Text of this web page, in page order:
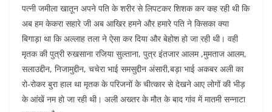
पत्नी जमीला खातून अपने पति के शरीर से लिपटकर शिशक कर कह रही थी कि
अब हम केकरा सहारे जी अब आखिर हमने और हमारे पति ने किसका क्या
बिगाड़ा था कि अल्लाह तला ने ऐसा कर दिया और बेहोश हो जा रही थी। वही
मृतक की पुत्री रुखसाना रजिया सुल्ताना, पुत्र इंतजार आलम ,मुमताज आलम,
सलाउद्दीन, निजामुद्दीन, चचेरा भाई समसुद्दीन अंसारी,बड़ा भाई अकबर अली का
रो-रोकर बुरा हाल था मृतक के परिजनों के चीत्कार से देखने आए लोगों की भीड़
के आंखें नम हो जा रही थी। अली अख्तर के मौत के बाद गांव में मातमी सन्नाटा